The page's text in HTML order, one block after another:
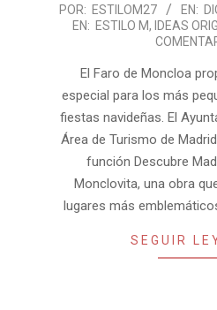
2017-
POR: ESTILOM27 EN:
EN: ESTILO M, IDEAS
El Faro de Moncloa
especial para los más
fiestas navideñas. El
Área de Turismo de
función Descubre
Monclovita, una obra
lugares más
SEGUIR